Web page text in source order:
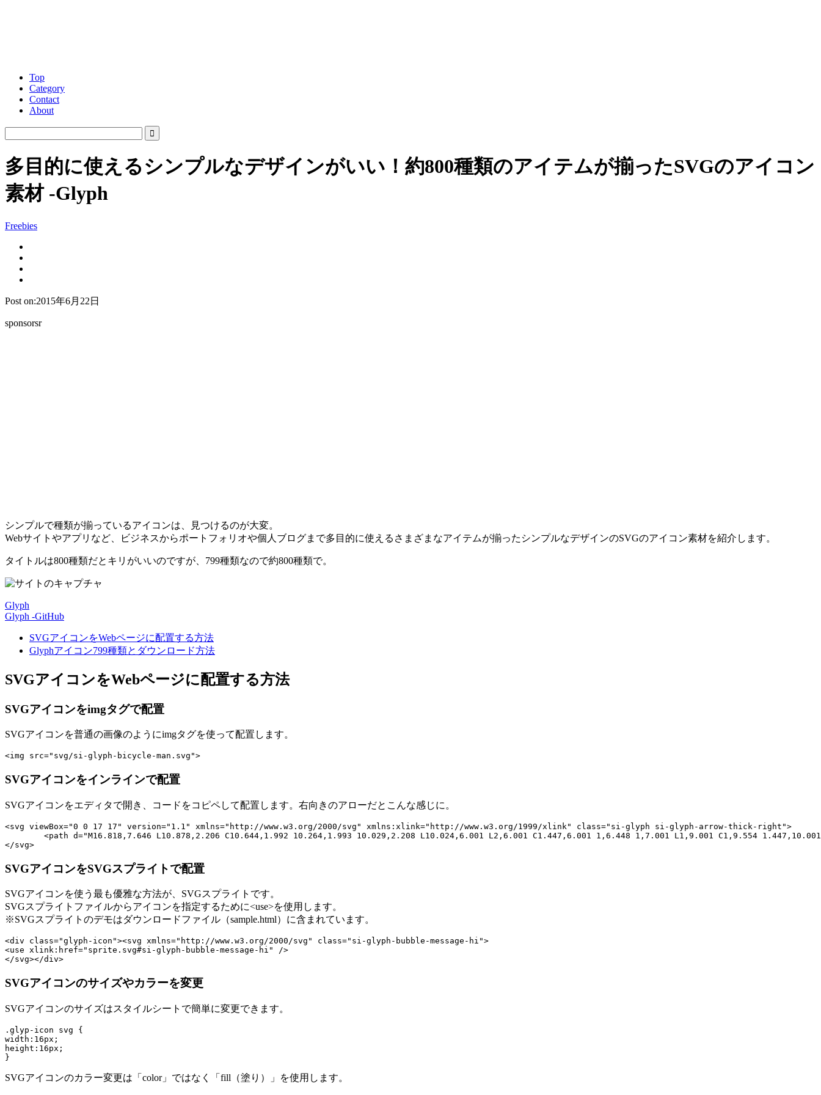
Top
Category
Contact
About
多目的に使えるシンプルなデザインがいい！約800種類のアイテムが揃ったSVGのアイコン
素材 -Glyph
Freebies
Post on:2015年6月22日
sponsorsr
シンプルで種類が揃っているアイコンは、見つけるのが大変。
Webサイトやアプリなど、ビジネスからポートフォリオや個人ブログまで多目的に使えるさまざまなアイテムが揃ったシンプルなデザインのSVGのアイコン素材を紹介します。
タイトルは800種類だとキリがいいのですが、799種類なので約800種類で。
Glyph
Glyph -GitHub
SVGアイコンをWebページに配置する方法
Glyphアイコン799種類とダウンロード方法
SVGアイコンをWebページに配置する方法
SVGアイコンをimgタグで配置
SVGアイコンを普通の画像のようにimgタグを使って配置します。
SVGアイコンをインラインで配置
SVGアイコンをエディタで開き、コードをコピペして配置します。右向きのアローだとこんな感じに。
<svg viewBox="0 0 17 17" version="1.1" xmlns="http://www.w3.org/2000/svg" xmlns:xlink="http://www.w3.org/1999/xlink" class="si-glyph si-glyph-arrow-thick-right">
SVGアイコンをSVGスプライトで配置
SVGアイコンを使う最も優雅な方法が、SVGスプライトです。
SVGスプライトファイルからアイコンを指定するために<use>を使用します。
※SVGスプライトのデモはダウンロードファイル（sample.html）に含まれています。
<div class="glyph-icon"><svg xmlns="http://www.w3.org/2000/svg" class="si-glyph-bubble-message-hi">
<use xlink:href="sprite.svg#si-glyph-bubble-message-hi" />
SVGアイコンのサイズやカラーを変更
SVGアイコンのサイズはスタイルシートで簡単に変更できます。
.glyp-icon svg {
width:16px;
height:16px;
SVGアイコンのカラー変更は「color」ではなく「fill（塗り）」を使用します。